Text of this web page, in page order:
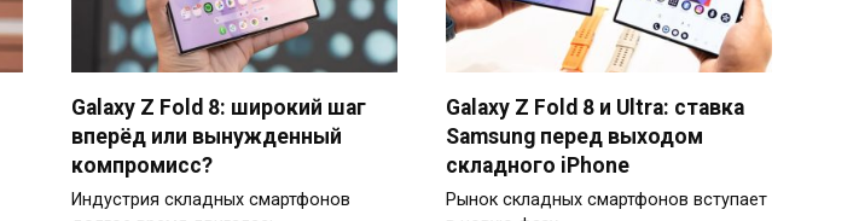
Galaxy Z Fold 8: широкий шаг
вперёд или вынужденный
компромисс?
Индустрия складных смартфонов
Galaxy Z Fold 8 и Ultra: ставка
Samsung перед выходом
складного iPhone
Рынок складных смартфонов вступает